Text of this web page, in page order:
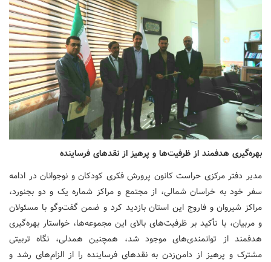
بهره‌گیری هدفمند از ظرفیت‌ها و پرهیز از نقدهای فرساینده
مدیر دفتر مرکزی حراست کانون پرورش فکری کودکان و نوجوانان در ادامه
سفر خود به خراسان شمالی، از مجتمع و مراکز شماره یک و دو بجنورد،
مراکز شیروان و فاروج این استان بازدید کرد و ضمن گفت‌وگو با مسئولان
و مربیان، با تأکید بر ظرفیت‌های بالای این مجموعه‌ها، خواستار بهره‌گیری
هدفمند از توانمندی‌های موجود شد، همچنین همدلی، نگاه تربیتی
مشترک و پرهیز از دامن‌زدن به نقدهای فرساینده را از الزام‌های رشد و